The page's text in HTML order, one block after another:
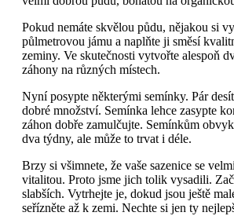
Pokud nemáte skvělou půdu, nějakou si
půlmetrovou jámu a naplňte ji směsí
zeminy. Ve skutečnosti vytvořte alespoň
záhony na různých místech.
Nyní posypte některými semínky. Pár
dobré množství. Semínka lehce zasypte
záhon dobře zamulčujte. Semínkům
dva týdny, ale může to trvat i déle.
Brzy si všimnete, že vaše sazenice se
vitalitou. Proto jsme jich tolik vysadili.
slabších. Vytrhejte je, dokud jsou ještě
seřízněte až k zemi. Nechte si jen ty